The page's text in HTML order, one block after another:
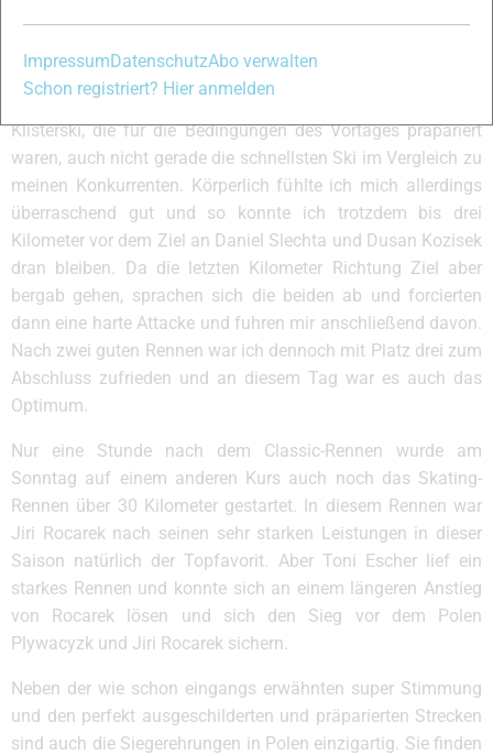
das Wetter beziehungsweise die Vorhersagen einen
betraf. In keinem Wetterbericht war für den Sonntag
Neuschnee vorausgesagt und so hatte ich dann mit
Klisterski, die für die Bedingungen des Vortages präpariert
waren, auch nicht gerade die schnellsten Ski im Vergleich zu
meinen Konkurrenten. Körperlich fühlte ich mich allerdings
überraschend gut und so konnte ich trotzdem bis drei
Kilometer vor dem Ziel an Daniel Slechta und Dusan Kozisek
dran bleiben. Da die letzten Kilometer Richtung Ziel aber
bergab gehen, sprachen sich die beiden ab und forcierten
dann eine harte Attacke und fuhren mir anschließend davon.
Nach zwei guten Rennen war ich dennoch mit Platz drei zum
Abschluss zufrieden und an diesem Tag war es auch das
Optimum.
Nur eine Stunde nach dem Classic-Rennen wurde am
Sonntag auf einem anderen Kurs auch noch das Skating-
Rennen über 30 Kilometer gestartet. In diesem Rennen war
Jiri Rocarek nach seinen sehr starken Leistungen in dieser
Saison natürlich der Topfavorit. Aber Toni Escher lief ein
starkes Rennen und konnte sich an einem längeren Anstieg
von Rocarek lösen und sich den Sieg vor dem Polen
Plywacyzk und Jiri Rocarek sichern.
Neben der wie schon eingangs erwähnten super Stimmung
und den perfekt ausgeschilderten und präparierten Strecken
sind auch die Siegerehrungen in Polen einzigartig. Sie finden
ImpressumDatenschutzAbo verwalten
Schon registriert? Hier anmelden